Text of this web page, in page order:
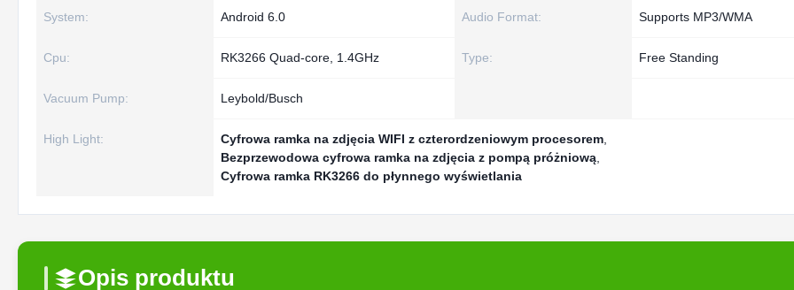
System: Android 6.0 Audio Format: Supports MP3/WMA
Cpu: RK3266 Quad-core, 1.4GHz Type: Free Standing
Vacuum Pump: Leybold/Busch
High Light: Cyfrowa ramka na zdjęcia WIFI z czterordzeniowym procesorem
Bezprzewodowa cyfrowa ramka na zdjęcia z pompą próżniową
Cyfrowa ramka RK3266 do płynnego wyświetlania
Opis produktu